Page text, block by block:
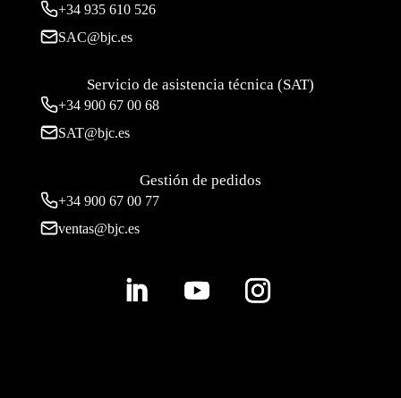
+34 935 610 526
SAC@bjc.es
Servicio de asistencia técnica (SAT)
+34 900 67 00 68
SAT@bjc.es
Gestión de pedidos
+34 900 67 00 77
ventas@bjc.es